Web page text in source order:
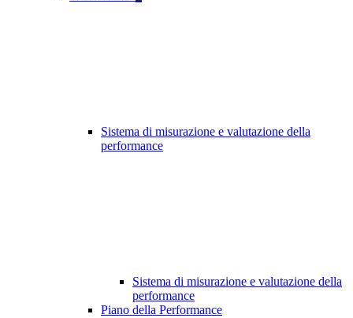
Sistema di misurazione e valutazione della
performance
Sistema di misurazione e valutazione della
performance
Piano della Performance